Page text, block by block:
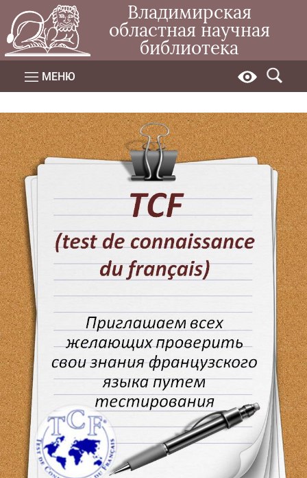
Владимирская
областная научная
библиотека
МЕНЮ